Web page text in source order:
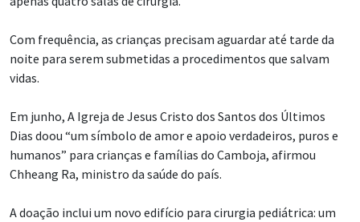
Com frequência, as crianças precisam aguardar até tarde da
noite para serem submetidas a procedimentos que salvam
vidas.
Em junho, A Igreja de Jesus Cristo dos Santos dos Últimos
Dias doou “um símbolo de amor e apoio verdadeiros, puros e
humanos” para crianças e famílias do Camboja, afirmou
Chheang Ra, ministro da saúde do país.
A doação inclui um novo edifício para cirurgia pediátrica: um